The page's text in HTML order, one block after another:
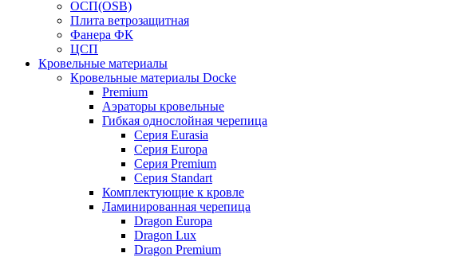
ОСП(OSB)
Плита ветрозащитная
Фанера ФК
ЦСП
Кровельные материалы
Кровельные материалы Docke
Premium
Аэраторы кровельные
Гибкая однослойная черепица
Серия Eurasia
Серия Europa
Серия Premium
Серия Standart
Комплектующие к кровле
Ламинированная черепица
Dragon Europa
Dragon Lux
Dragon Premium